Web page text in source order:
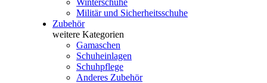
Winterschuhe
Militär und Sicherheitsschuhe
Zubehör
weitere Kategorien
Gamaschen
Schuheinlagen
Schuhpflege
Anderes Zubehör